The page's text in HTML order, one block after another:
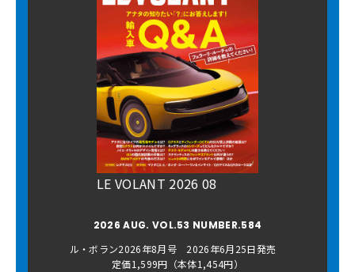
LE VOLANT 2026 08
2026 AUG. VOL.53 NUMBER.584
ル・ボラン2026年8月号 2026年6月25日発売
定価1,599円（本体1,454円）